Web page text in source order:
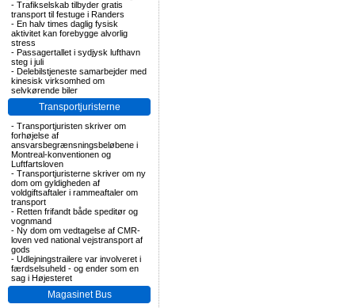
- Trafikselskab tilbyder gratis
transport til festuge i Randers
- En halv times daglig fysisk
aktivitet kan forebygge alvorlig
stress
- Passagertallet i sydjysk lufthavn
steg i juli
- Delebilstjeneste samarbejder med
kinesisk virksomhed om
selvkørende biler
Transportjuristerne
- Transportjuristen skriver om
forhøjelse af
ansvarsbegrænsningsbeløbene i
Montreal-konventionen og
Luftfartsloven
- Transportjuristerne skriver om ny
dom om gyldigheden af
voldgiftsaftaler i rammeaftaler om
transport
- Retten frifandt både speditør og
vognmand
- Ny dom om vedtagelse af CMR-
loven ved national vejstransport af
gods
- Udlejningstrailere var involveret i
færdselsuheld - og ender som en
sag i Højesteret
Magasinet Bus